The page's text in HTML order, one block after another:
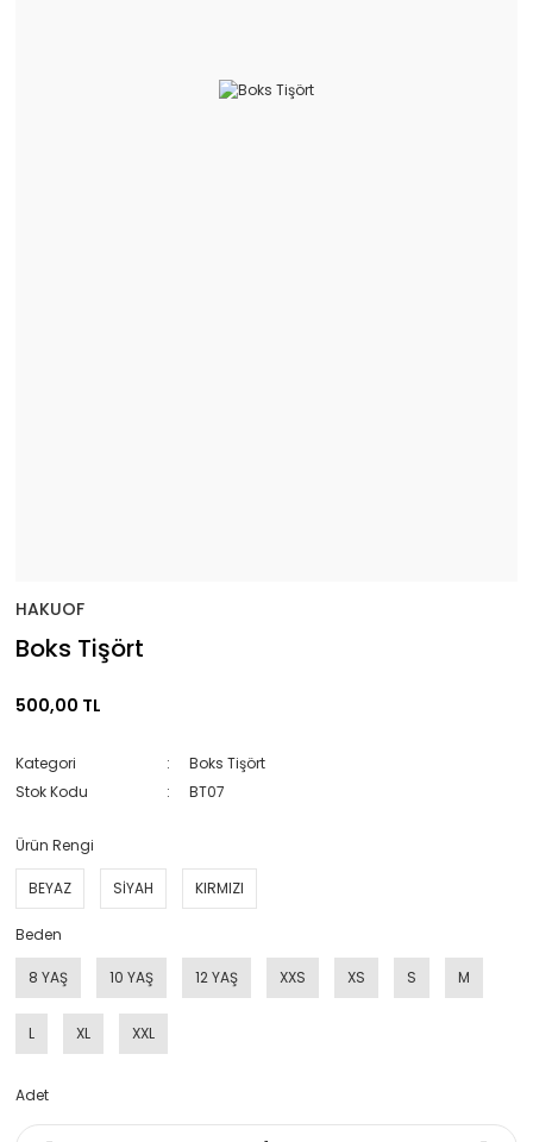
HAKUOF
Boks Tişört
500,00 TL
Kategori
Boks Tişört
Stok Kodu
BT07
Ürün Rengi
BEYAZ SİYAH KIRMIZI
Beden
8 YAŞ 10 YAŞ 12 YAŞ XXS XS S M
L XL XXL
Adet